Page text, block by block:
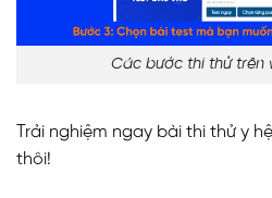
Các bước thi thử trên
Trải nghiệm ngay bài thi thử y
thôi!